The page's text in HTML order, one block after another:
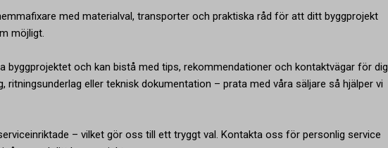
med materialval, transporter och praktiska råd för att ditt byggprojekt
möjligt.
byggprojektet och kan bistå med tips, rekommendationer och kontaktvägar för dig
ritningsunderlag eller teknisk dokumentation – prata med våra säljare så hjälper vi
– vilket gör oss till ett tryggt val. Kontakta oss för personlig service